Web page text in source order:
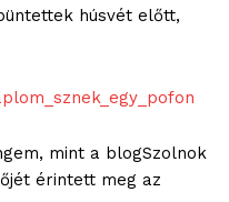
húsvét előtt,
mint a blogSzolnok
érintett meg az